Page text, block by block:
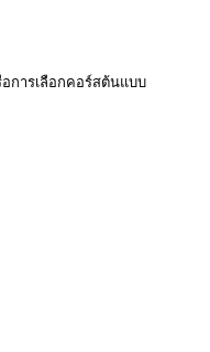
รเลือกคอร์สต้นแบบ